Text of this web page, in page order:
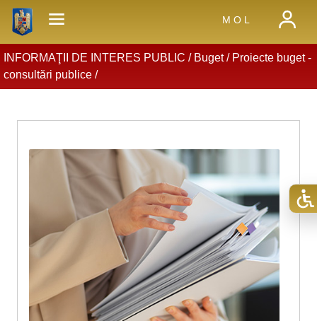
M O L
INFORMAŢII DE INTERES PUBLIC / Buget/ Proiecte buget -
consultări publice/